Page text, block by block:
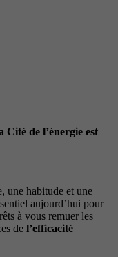
Cité de l’énergie est
une habitude et une
aujourd’hui pour
à vous remuer les
de l’efficacité